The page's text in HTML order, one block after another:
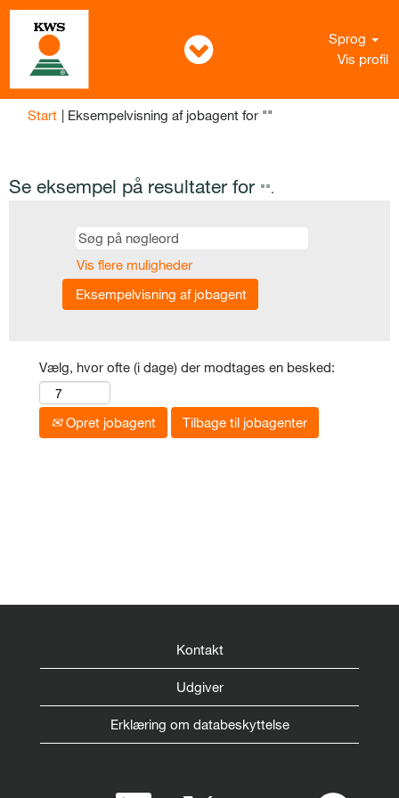
Sprog
Vis profil
Start | Eksempelvisning af jobagent for ""
Se eksempel på resultater for "".
Vis flere muligheder
Vælg, hvor ofte (i dage) der modtages en besked:
Opret jobagent Tilbage til jobagenter
Kontakt
Udgiver
Erklæring om databeskyttelse
Å